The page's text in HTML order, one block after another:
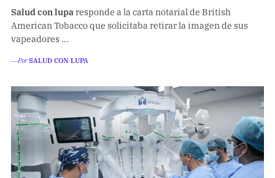
Salud con lupa responde a la carta notarial de British
American Tobacco que solicitaba retirar la imagen de sus
vapeadores …
―PorSALUD CON LUPA